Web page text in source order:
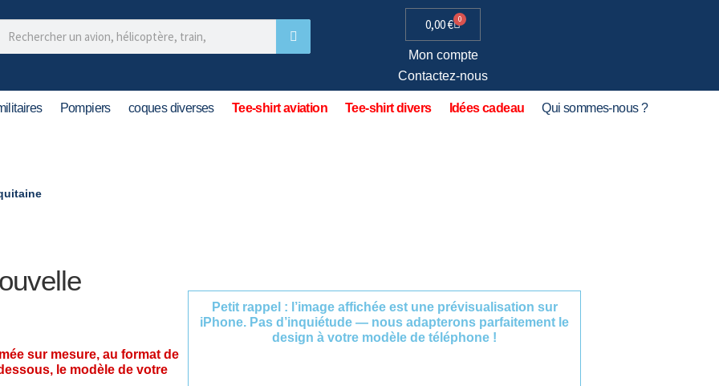
0,00€ 0
Mon compte
Contactez-nous
Pompiers coques diverses Tee-shirt aviation Tee-shirt divers Idées cadeau Qui sommes-nous ?
sur mesure, au format de
le modèle de votre
Petit rappel : l’image affichée est une prévisualisation sur
iPhone. Pas d’inquiétude — nous adapterons parfaitement le
design à votre modèle de téléphone !